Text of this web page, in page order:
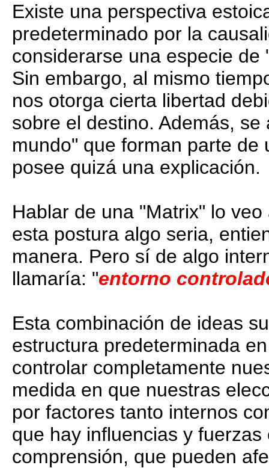
Existe una perspectiva
predeterminado por la
considerarse una especie
Sin embargo, al mismo
nos otorga cierta libertad
sobre el destino. Además,
mundo" que forman parte
posee quizá una explicación.
Hablar de una "Matrix" lo
esta postura algo seria,
manera. Pero sí de algo
llamaría: "entorno
Esta combinación de ideas
estructura predeterminada
controlar completamente
medida en que nuestras
por factores tanto internos
que hay influencias y
comprensión, que pueden